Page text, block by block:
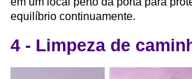
equilíbrio continuamente.
4 - Limpeza de